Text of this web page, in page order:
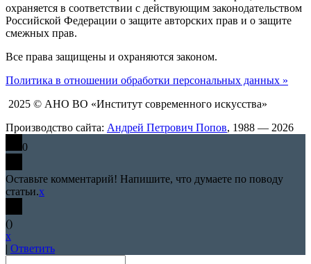
охраняется в соответствии с действующим законодательством
Российской Федерации о защите авторских прав и о защите
смежных прав.
Все права защищены и охраняются законом.
Политика в отношении обработки персональных данных »
2025 © АНО ВО «Институт современного искусства»
Производство сайта: Андрей Петрович Попов, 1988 — 2026
0
Оставьте комментарий! Напишите, что думаете по поводу
статьи.x
()
x
| Ответить